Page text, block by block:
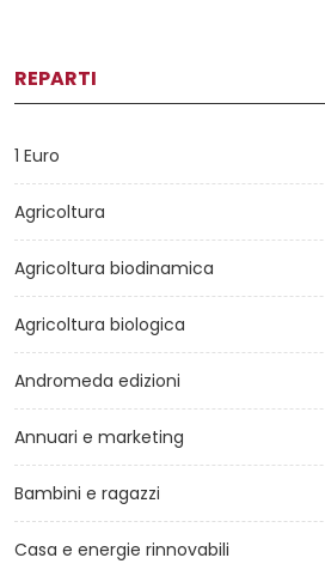
REPARTI
1 Euro
Agricoltura
Agricoltura biodinamica
Agricoltura biologica
Andromeda edizioni
Annuari e marketing
Bambini e ragazzi
Casa e energie rinnovabili